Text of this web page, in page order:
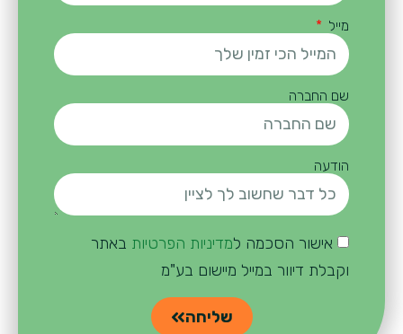
מייל
שם החברה
הודעה
אישור הסכמה למדיניות הפרטיות באתר
וקבלת דיוור במייל מיישום בע"מ
שליחה